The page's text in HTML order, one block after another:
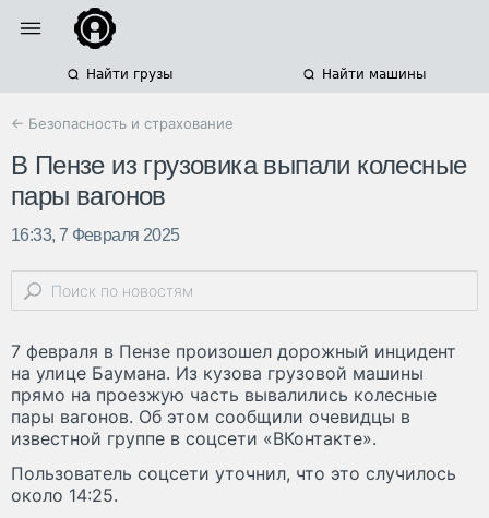
Найти грузы Найти машины
← Безопасность и страхование
В Пензе из грузовика выпали колесные
пары вагонов
16:33, 7 Февраля 2025
7 февраля в Пензе произошел дорожный инцидент
на улице Баумана. Из кузова грузовой машины
прямо на проезжую часть вывалились колесные
пары вагонов. Об этом сообщили очевидцы в
известной группе в соцсети «ВКонтакте».
Пользователь соцсети уточнил, что это случилось
около 14:25.